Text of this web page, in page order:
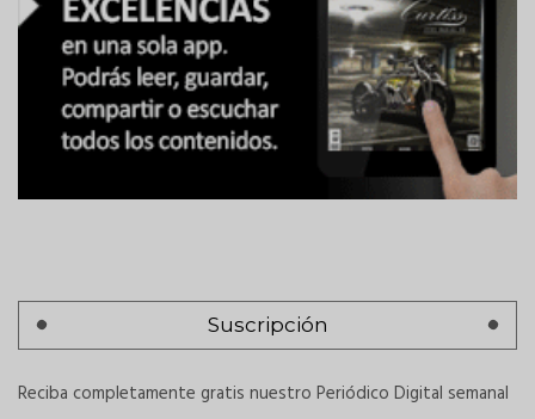
Suscripción
Reciba completamente gratis nuestro Periódico Digital semanal